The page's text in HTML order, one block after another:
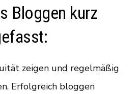
Bloggen kurz
zeigen und regelmäßig
Erfolgreich bloggen